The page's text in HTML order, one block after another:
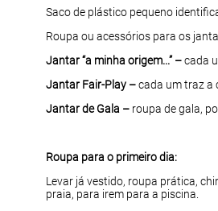
Saco de plástico pequeno
Roupa ou acessórios para os
Jantar “a minha origem...” –cada
Jantar Fair-Play –cada um traz a
Jantar de Gala – roupa de gala,
Roupa para o primeiro dia:
Levar já vestido, roupa prática,
praia, para irem para a piscina.